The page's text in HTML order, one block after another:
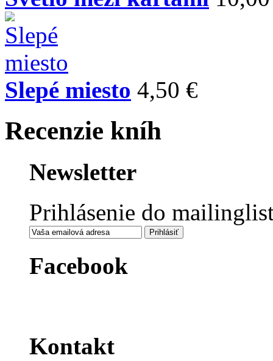
Slepé miesto 4,50 €
Recenzie kníh
Newsletter
Prihlásenie do
Facebook
Kontakt